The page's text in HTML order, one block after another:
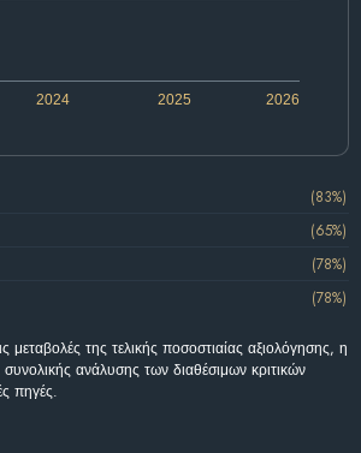
2024 2026
2025
(83%)
(65%)
(78%)
(78%)
μεταβολές της τελικής ποσοστιαίας αξιολόγησης, η
συνολικής ανάλυσης των διαθέσιμων κριτικών
πηγές.